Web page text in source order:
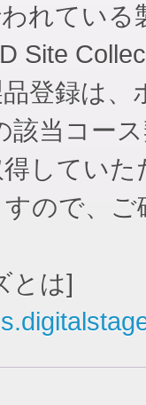
れてい
Site
登録は
該当コー
してい
ので、
とは]